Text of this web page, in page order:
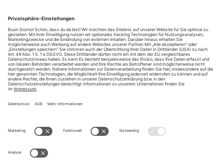
Unsere Vorteile
Unsere Partner